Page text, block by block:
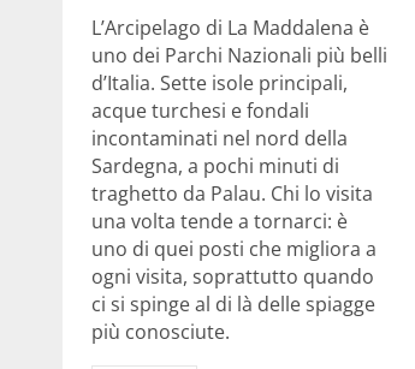
L’Arcipelago di La Maddalena è
uno dei Parchi Nazionali più belli
d’Italia. Sette isole principali,
acque turchesi e fondali
incontaminati nel nord della
Sardegna, a pochi minuti di
traghetto da Palau. Chi lo visita
una volta tende a tornarci: è
uno di quei posti che migliora a
ogni visita, soprattutto quando
ci si spinge al di là delle spiagge
più conosciute.